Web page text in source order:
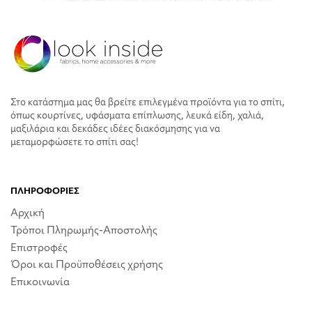
Στο κατάστημα μας θα βρείτε επιλεγμένα προϊόντα για το σπίτι,
όπως κουρτίνες, υφάσματα επίπλωσης, λευκά είδη, χαλιά,
μαξιλάρια και δεκάδες ιδέες διακόσμησης για να
μεταμορφώσετε το σπίτι σας!
ΠΛΗΡΟΦΟΡΙΕΣ
Αρχική
Τρόποι Πληρωμής-Αποστολής
Επιστροφές
Όροι και Προϋποθέσεις χρήσης
Επικοινωνία